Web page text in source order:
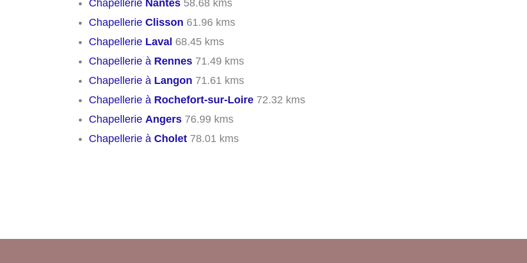
Chapellerie Nantes 58.68 kms
Chapellerie Clisson 61.96 kms
Chapellerie Laval 68.45 kms
Chapellerie à Rennes 71.49 kms
Chapellerie à Langon 71.61 kms
Chapellerie à Rochefort-sur-Loire 72.32 kms
Chapellerie Angers 76.99 kms
Chapellerie à Cholet 78.01 kms